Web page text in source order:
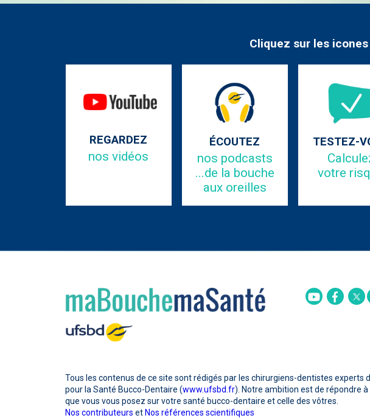
Cliquez sur les
REGARDEZ
nos vidéos
ÉCOUTEZ
nos podcasts
...de la bouche
aux oreilles
TESTEZ-
votre
Youtube
Tous les contenus de ce site sont rédigés par les chirurgiens-dentistes experts
pour la Santé Bucco-Dentaire (www.ufsbd.fr). Notre ambition est de répondre
que vous vous posez sur votre santé bucco-dentaire et celle des vôtres.
Nos contributeurs et Nos références scientifiques